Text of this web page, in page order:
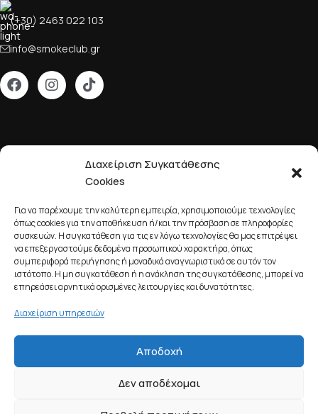
Διαχείριση Συγκατάθεσης
Cookies
Για να παρέχουμε την καλύτερη εμπειρία, χρησιμοποιούμε τεχνολογίες
όπως cookies για την αποθήκευση ή/και την πρόσβαση σε πληροφορίες
συσκευών. Η συγκατάθεση για τις εν λόγω τεχνολογίες θα μας επιτρέψει
να επεξεργαστούμε δεδομένα προσωπικού χαρακτήρα, όπως
συμπεριφορά περιήγησης ή μοναδικά αναγνωριστικά σε αυτόν τον
ιστότοπο. Η μη συγκατάθεση ή η ανάκληση της συγκατάθεσης, μπορεί να
επηρεάσει αρνητικά ορισμένες λειτουργίες και δυνατότητες.
Διαχείριση υπηρεσιών
Αποδοχή
Δεν αποδέχομαι
(+30) 2463 022 103
info@smokeclub.gr
ΕΞΥΠΗΡΈΤΗΣΗ ΠΕΛΑΤΏΝ
Smoke Club 2023 - 2026 CREATED BYYOUROPIA.
American Stars – Strawberry Queen 10ml